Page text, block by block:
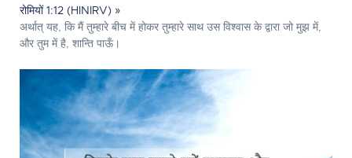
रोमियों 1:12 (HINIRV) »
अर्थात् यह, कि मैं तुम्हारे बीच में होकर तुम्हारे साथ उस विश्वास के द्वारा जो मुझ में,
और तुम में है, शान्ति पाऊँ।